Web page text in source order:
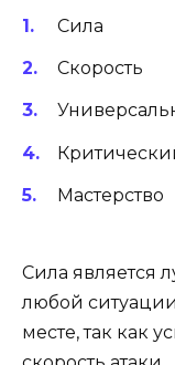
Сила
Скорость
Мастерство
Сила является
любой
месте, так как